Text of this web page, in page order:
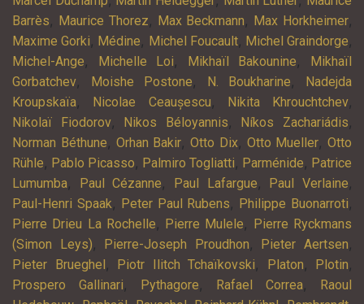
Barrès, Maurice Thorez, Max Beckmann, Max Horkheimer,
Maxime Gorki, Médine, Michel Foucault, Michel Graindorge,
Michel-Ange, Michelle Loi, Mikhaïl Bakounine,
Mikhaïl
Gorbatchev, Moishe Postone, N. Boukharine,
Nadejda
Kroupskaïa, Nicolae Ceaușescu, Nikita Khrouchtchev,
Nikolaï Fiodorov, Nikos Béloyannis, Níkos Zachariádis,
Norman Béthune, Orhan Bakir, Otto Dix, Otto Mueller, Otto
Rühle, Pablo Picasso, Palmiro Togliatti, Parménide, Patrice
Lumumba, Paul Cézanne, Paul Lafargue, Paul Verlaine,
Paul-Henri Spaak, Peter Paul Rubens, Philippe Buonarroti,
Pierre Drieu La Rochelle, Pierre Mulele,
Pierre Ryckmans
(Simon Leys), Pierre-Joseph Proudhon, Pieter Aertsen,
Pieter Brueghel , Piotr Ilitch Tchaïkovski, Platon, Plotin,
Prospero Gallinari, Pythagore, Rafael Correa,
Raoul